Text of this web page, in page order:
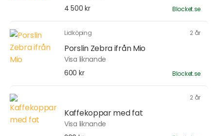
4 500 kr
Blocket.se
Lidköping 2 år
Porslin Zebra ifrån Mio
Visa liknande
600 kr
Blocket.se
2 år
Kaffekoppar med fat
Visa liknande